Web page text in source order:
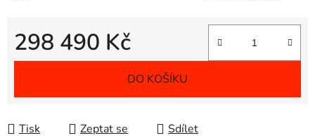
298 490 Kč
Měrná cena:
DO KOŠÍKU
Tisk Zeptat se Sdílet